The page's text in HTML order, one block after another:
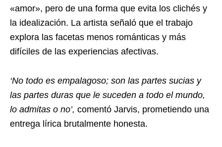
«amor», pero de una forma que evita los clichés y
la idealización. La artista señaló que el trabajo
explora las facetas menos románticas y más
difíciles de las experiencias afectivas.
‘No todo es empalagoso; son las partes sucias y
las partes duras que le suceden a todo el mundo,
lo admitas o no’, comentó Jarvis, prometiendo una
entrega lírica brutalmente honesta.